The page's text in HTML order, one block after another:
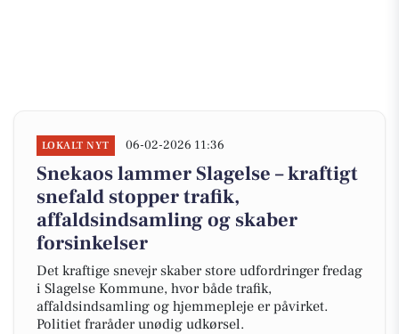
LOKALT NYT 06-02-2026 11:36
Snekaos lammer Slagelse – kraftigt
snefald stopper trafik,
affaldsindsamling og skaber
forsinkelser
Det kraftige snevejr skaber store udfordringer fredag
i Slagelse Kommune, hvor både trafik,
affaldsindsamling og hjemmepleje er påvirket.
Politiet fraråder unødig udkørsel.